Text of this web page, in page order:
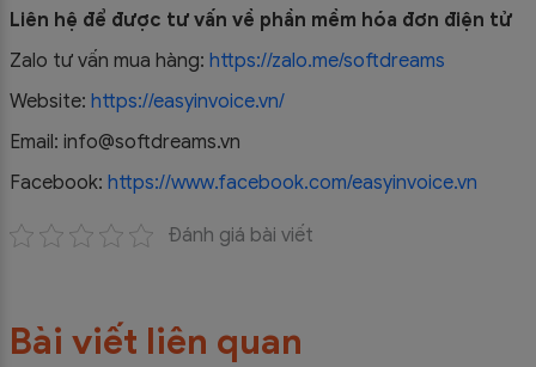
Liên hệ để được tư vấn về phần mềm hóa đơn điện tử
Zalo tư vấn mua hàng: https://zalo.me/softdreams
Website: https://easyinvoice.vn/
Email: info@softdreams.vn
Facebook: https://www.facebook.com/easyinvoice.vn
Đánh giá bài viết
Bài viết liên quan